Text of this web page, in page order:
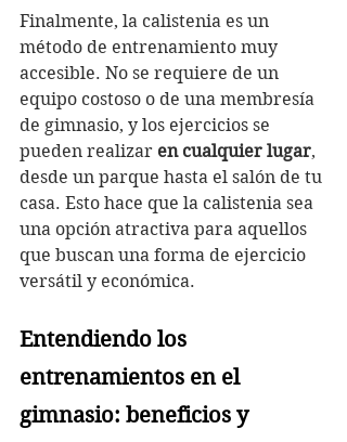
Finalmente, la calistenia es un
método de entrenamiento muy
accesible. No se requiere de un
equipo costoso o de una membresía
de gimnasio, y los ejercicios se
pueden realizar en cualquier lugar,
desde un parque hasta el salón de tu
casa. Esto hace que la calistenia sea
una opción atractiva para aquellos
que buscan una forma de ejercicio
versátil y económica.
Entendiendo los
entrenamientos en el
gimnasio: beneficios y